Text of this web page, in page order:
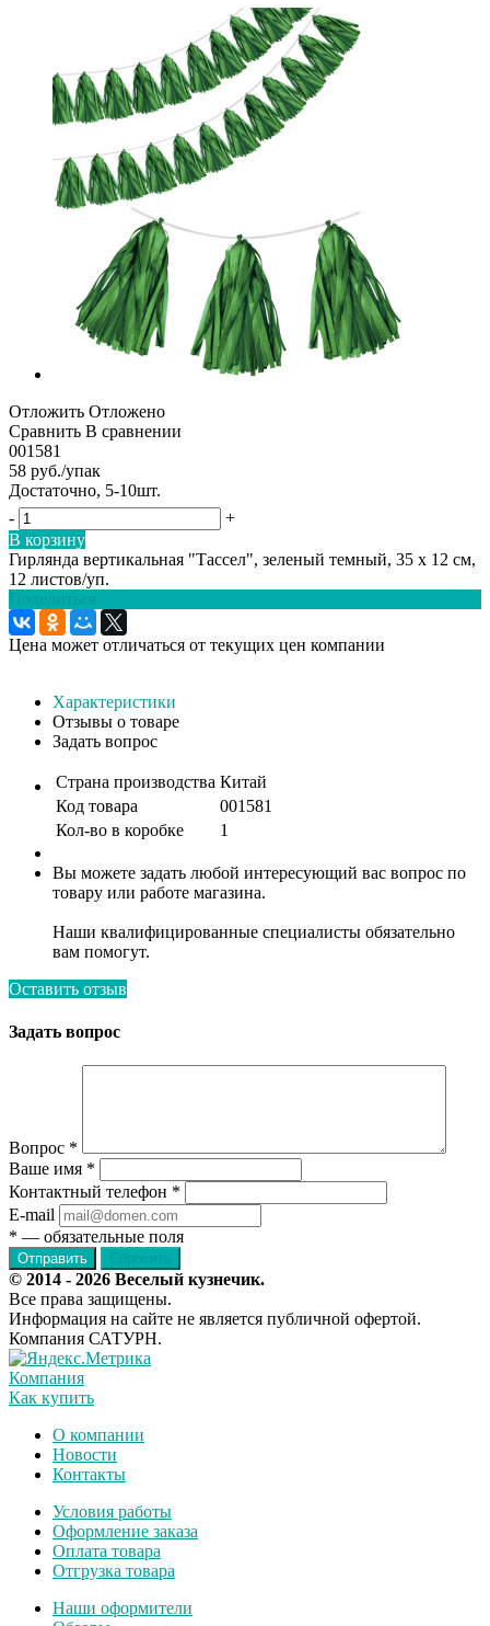
Отложить Отложено
Сравнить В сравнении
001581
58 руб./упак
Достаточно, 5-10шт.
-
+
В корзину
Гирлянда вертикальная "Тассел", зеленый темный, 35 х 12 см,
12 листов/уп.
Цена может отличаться от текущих цен компании
Характеристики
Отзывы о товаре
Задать вопрос
Страна производства Китай
Код товара
001581
Кол-во в коробке
1
Вы можете задать любой интересующий вас вопрос по
товару или работе магазина.
Наши квалифицированные специалисты обязательно
вам помогут.
Оставить отзыв
Задать вопрос
Вопрос *
Ваше имя *
Контактный телефон *
E-mail
* — обязательные поля
© 2014 - 2026 Веселый кузнечик.
Все права защищены.
Информация на сайте не является публичной офертой.
Компания САТУРН.
Компания
Как купить
О компании
Новости
Контакты
Условия работы
Оформление заказа
Оплата товара
Отгрузка товара
Наши оформители